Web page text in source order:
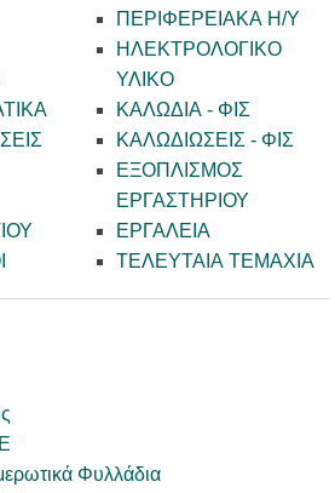
ΠΕΡΙΦΕΡΕΙΑΚΑ Η/Υ
ΗΛΕΚΤΡΟΛΟΓΙΚΟ
ΥΛΙΚΟ
ΚΑΛΩΔΙΑ - ΦΙΣ
ΚΑΛΩΔΙΩΣΕΙΣ - ΦΙΣ
ΕΞΟΠΛΙΣΜΟΣ
ΕΡΓΑΣΤΗΡΙΟΥ
ΕΡΓΑΛΕΙΑ
ΤΕΛΕΥΤΑΙΑ ΤΕΜΑΧΙΑ
Φυλλάδια